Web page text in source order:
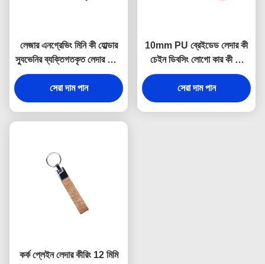
লেজার এনগ্রেভিং মিনি কী হোল্ডার
স্যুভেনির ব্যক্তিগতকৃত লেদার কীরিং
9 মিমি পুরুত্ব
সেরা দাম পান
10mm PU ব্রেইডেড লেদার কী
চেইন ডিবসিং লোগো কার কী রিং
হোল্ডার
সেরা দাম পান
কর্ক প্লেইন লেদার কীরিং 12 মিমি